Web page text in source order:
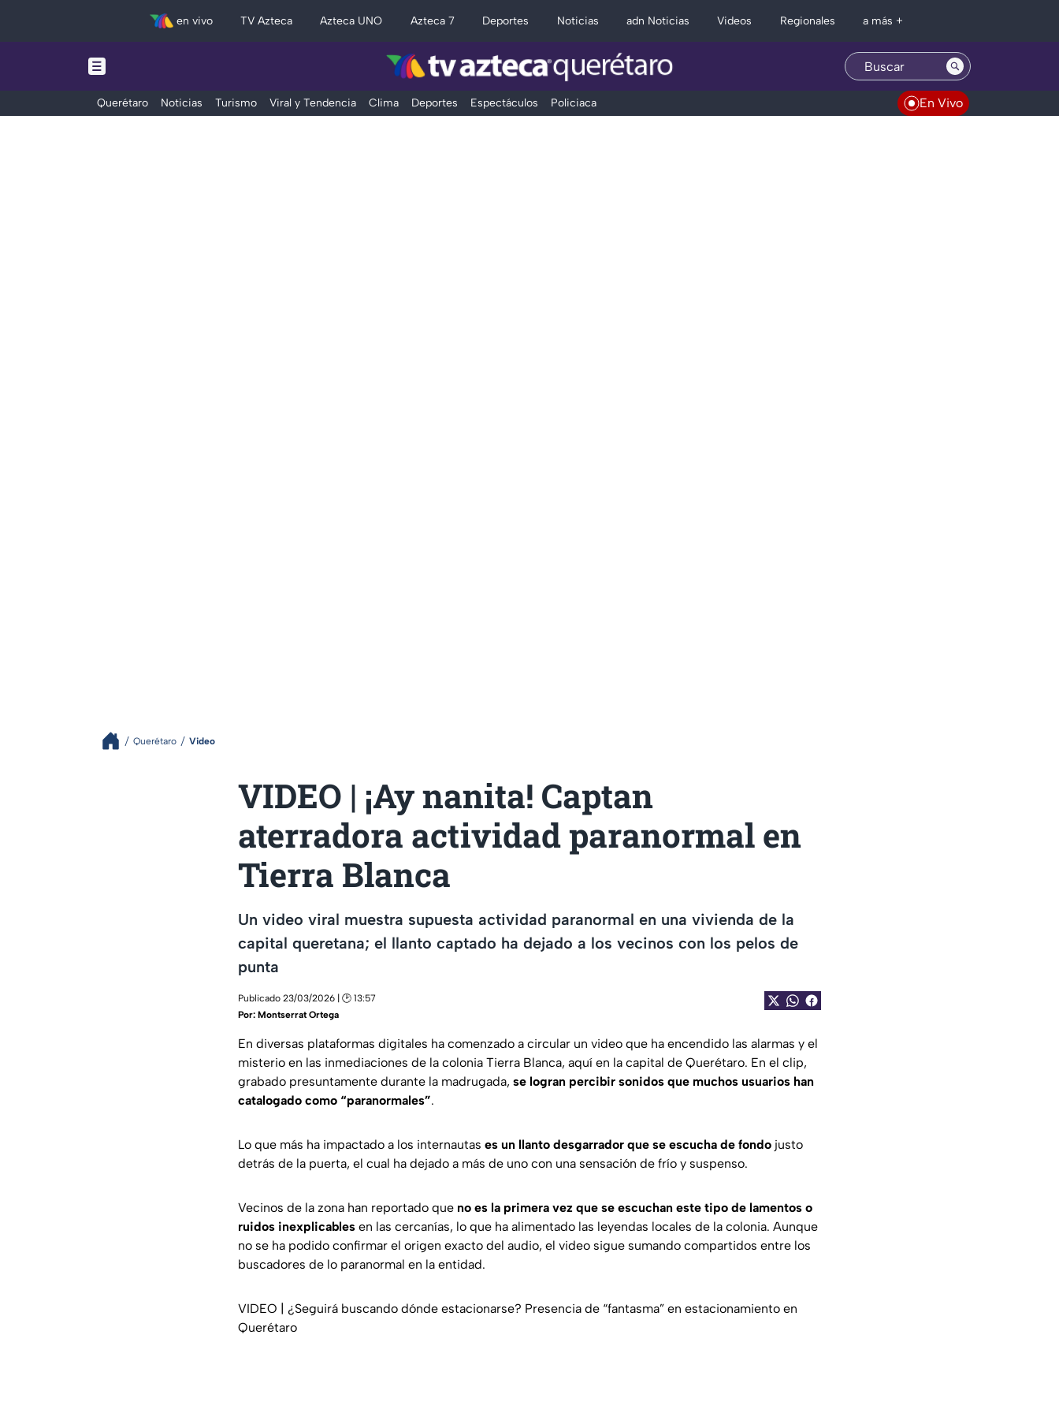
en vivo TV Azteca Azteca UNO Azteca 7 Deportes Noticias adn Noticias Videos Regionales a más +
Querétaro Noticias Turismo Viral y Tendencia Clima Deportes Espectáculos Policiaca En Vivo
Querétaro Video
VIDEO | ¡Ay nanita! Captan
aterradora actividad paranormal en
Tierra Blanca
Un video viral muestra supuesta actividad paranormal en una vivienda de la
capital queretana; el llanto captado ha dejado a los vecinos con los pelos de
punta
Publicado 23/03/2026 | 🕑 13:57
Por: Montserrat Ortega
En diversas plataformas digitales ha comenzado a circular un video que ha encendido las alarmas y el
misterio en las inmediaciones de la colonia Tierra Blanca, aquí en la capital de Querétaro. En el clip,
grabado presuntamente durante la madrugada, se logran percibir sonidos que muchos usuarios han
catalogado como “paranormales”.
Lo que más ha impactado a los internautas es un llanto desgarrador que se escucha de fondo justo
detrás de la puerta, el cual ha dejado a más de uno con una sensación de frío y suspenso.
Vecinos de la zona han reportado que no es la primera vez que se escuchan este tipo de lamentos o
ruidos inexplicables en las cercanías, lo que ha alimentado las leyendas locales de la colonia. Aunque
no se ha podido confirmar el origen exacto del audio, el video sigue sumando compartidos entre los
buscadores de lo paranormal en la entidad.
VIDEO | ¿Seguirá buscando dónde estacionarse? Presencia de “fantasma” en estacionamiento en
Querétaro